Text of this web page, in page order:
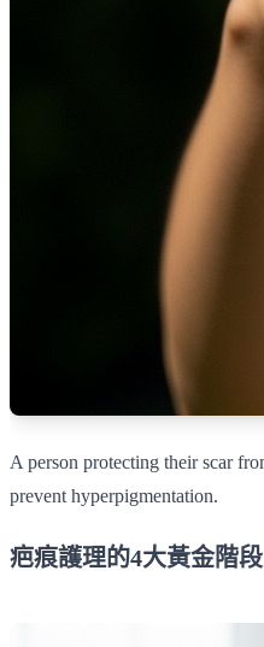
A person protecting their scar
prevent hyperpigmentation.
疤痕護理的4大黃金階段